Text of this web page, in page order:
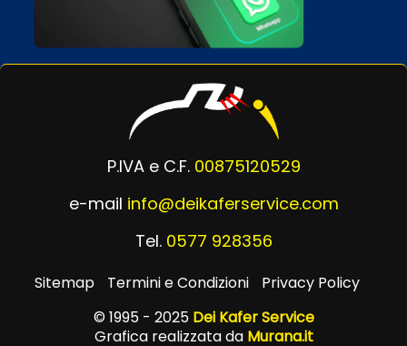
P.IVA e C.F. 00875120529
e-mail info@deikaferservice.com
Tel. 0577 928356
Sitemap Termini e Condizioni
Privacy Policy
© 1995 - 2025 Dei Kafer Service
Grafica realizzata da Murana.it